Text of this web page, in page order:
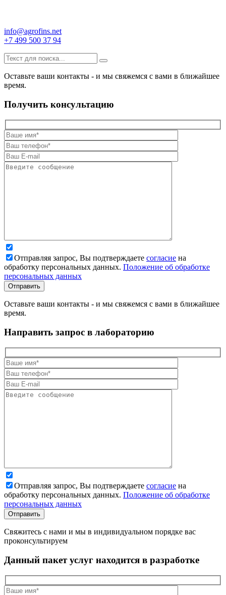
info@agrofins.net
+7 499 500 37 94
Оставьте ваши контакты - и мы свяжемся с вами в ближайшее
время.
Получить консультацию
Отправляя запрос, Вы подтверждаете согласие на
обработку персональных данных. Положение об обработке
персональных данных
Оставьте ваши контакты - и мы свяжемся с вами в ближайшее
время.
Направить запрос в лабораторию
Отправляя запрос, Вы подтверждаете согласие на
обработку персональных данных. Положение об обработке
персональных данных
Свяжитесь с нами и мы в индивидуальном порядке вас
проконсультируем
Данный пакет услуг находится в разработке